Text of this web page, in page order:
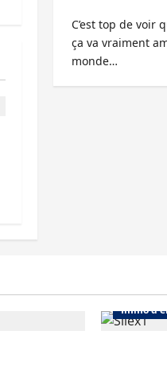
C’est top de voir
ça va vraiment
monde…
Immo